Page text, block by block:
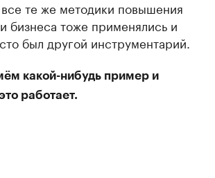
те же методики повышения
бизнеса тоже применялись и
был другой инструментарий.
какой-нибудь пример и
работает.